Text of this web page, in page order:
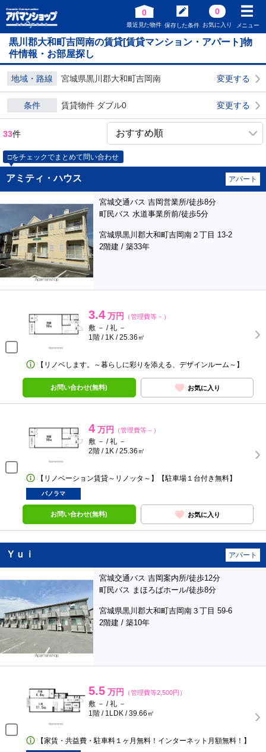
0
最近見た物件 保存した条件
0
お気に入り メニュー
黒川郡大和町吉岡南の賃貸[賃貸マンション・アパート]物
件情報・お部屋探し
地域・路線 宮城県黒川郡大和町吉岡南 変更する
条件 賃貸物件 ダブル0 変更する
33件
□をチェックでまとめて問い合わせ
アミティ・ハウス アパート
宮城交通バス 吉岡営業所/徒歩8分
町民バス 水道事業所前/徒歩5分
宮城県黒川郡大和町吉岡南２丁目 13-2
2階建 / 築33年
3.4 万円 （管理費等－）
敷 － / 礼 －
1階 / 1K / 25.36㎡
【リノベします。～暮らしに彩りを添える、デザインルーム～】
お問い合わせ(無料) お気に入り
4 万円 （管理費等－）
敷 － / 礼 －
2階 / 1K / 25.36㎡
【リノベーション賃貸～リノッタ～】【駐車場１台付き無料】
パノラマ
お問い合わせ(無料) お気に入り
Ｙｕｉ アパート
宮城交通バス 吉岡案内所/徒歩12分
町民バス まほろばホール/徒歩8分
宮城県黒川郡大和町吉岡南３丁目 59-6
2階建 / 築10年
5.5 万円 （管理費等2,500円）
敷 － / 礼 －
1階 / 1LDK / 39.66㎡
【家賃・共益費・駐車料１ヶ月無料！インターネット月額無料！】